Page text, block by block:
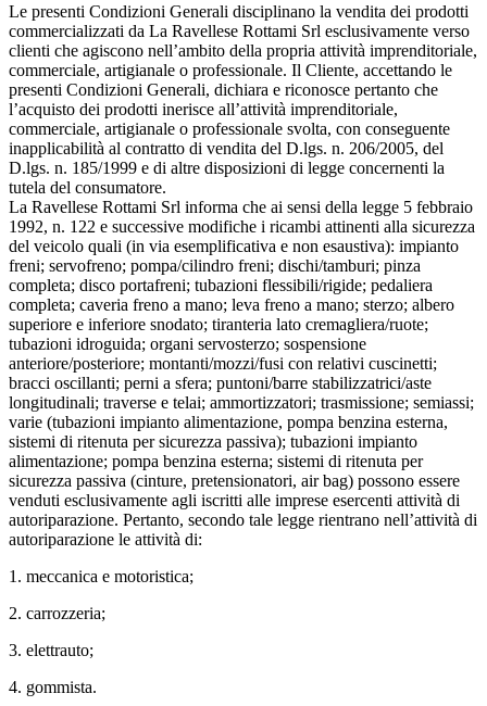
Le presenti Condizioni Generali disciplinano la vendita dei prodotti
commercializzati da La Ravellese Rottami Srl esclusivamente verso
clienti che agiscono nell’ambito della propria attività imprenditoriale,
commerciale, artigianale o professionale. Il Cliente, accettando le
presenti Condizioni Generali, dichiara e riconosce pertanto che
l’acquisto dei prodotti inerisce all’attività imprenditoriale,
commerciale, artigianale o professionale svolta, con conseguente
inapplicabilità al contratto di vendita del D.lgs. n. 206/2005, del
D.lgs. n. 185/1999 e di altre disposizioni di legge concernenti la
tutela del consumatore.
La Ravellese Rottami Srl informa che ai sensi della legge 5 febbraio
1992, n. 122 e successive modifiche i ricambi attinenti alla sicurezza
del veicolo quali (in via esemplificativa e non esaustiva): impianto
freni; servofreno; pompa/cilindro freni; dischi/tamburi; pinza
completa; disco portafreni; tubazioni flessibili/rigide; pedaliera
completa; caveria freno a mano; leva freno a mano; sterzo; albero
superiore e inferiore snodato; tiranteria lato cremagliera/ruote;
tubazioni idroguida; organi servosterzo; sospensione
anteriore/posteriore; montanti/mozzi/fusi con relativi cuscinetti;
bracci oscillanti; perni a sfera; puntoni/barre stabilizzatrici/aste
longitudinali; traverse e telai; ammortizzatori; trasmissione; semiassi;
varie (tubazioni impianto alimentazione, pompa benzina esterna,
sistemi di ritenuta per sicurezza passiva); tubazioni impianto
alimentazione; pompa benzina esterna; sistemi di ritenuta per
sicurezza passiva (cinture, pretensionatori, air bag) possono essere
venduti esclusivamente agli iscritti alle imprese esercenti attività di
autoriparazione. Pertanto, secondo tale legge rientrano nell’attività di
autoriparazione le attività di:
1. meccanica e motoristica;
2. carrozzeria;
3. elettrauto;
4. gommista.